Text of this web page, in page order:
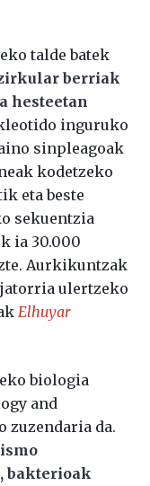
talde batek
berriak
hesteetan
inguruko
sinpleagoak
kodetzeko
eta beste
sekuentzia
ia 30.000
Aurkikuntzak
ulertzeko
Elhuyar
biologia
and
zuzendaria da.
bakterioak